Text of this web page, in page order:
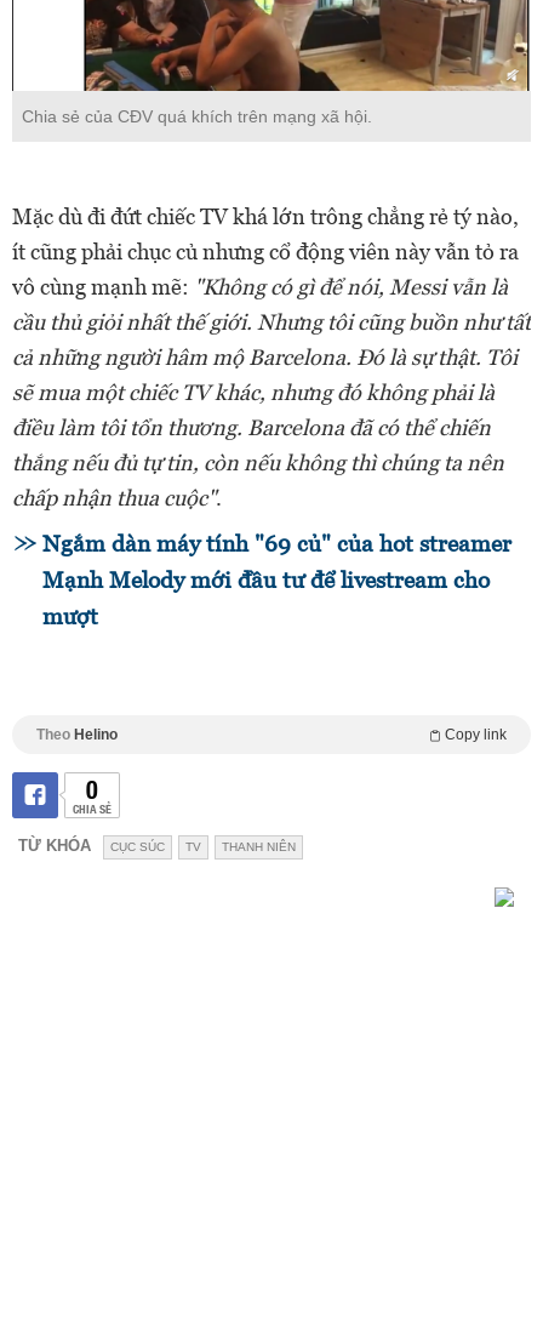
Chia sẻ của CĐV quá khích trên mạng xã hội.
Mặc dù đi đứt chiếc TV khá lớn trông chẳng rẻ tý nào,
ít cũng phải chục củ nhưng cổ động viên này vẫn tỏ ra
vô cùng mạnh mẽ: "Không có gì để nói, Messi vẫn là
cầu thủ giỏi nhất thế giới. Nhưng tôi cũng buồn như tất
cả những người hâm mộ Barcelona. Đó là sự thật. Tôi
sẽ mua một chiếc TV khác, nhưng đó không phải là
điều làm tôi tổn thương. Barcelona đã có thể chiến
thắng nếu đủ tự tin, còn nếu không thì chúng ta nên
chấp nhận thua cuộc".
Ngắm dàn máy tính "69 củ" của hot streamer
Mạnh Melody mới đầu tư để livestream cho
mượt
Theo Helino Copy link
0
CHIA SẺ
TỪ KHÓA CỤC SÚC TV THANH NIÊN